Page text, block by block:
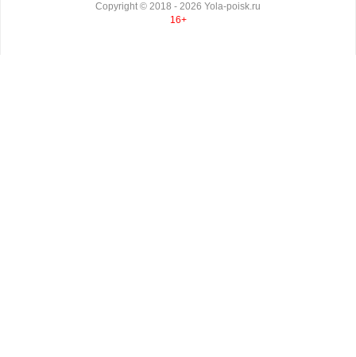
Copyright © 2018 - 2026 Yola-poisk.ru
16+